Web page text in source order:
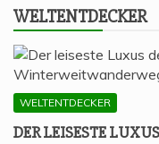
WELT­ENT­DE­CKER
WELTENTDECKER
DER LEI­SES­TE